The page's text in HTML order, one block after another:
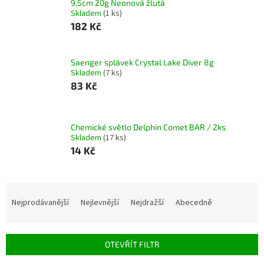
9,5cm 20g Neonová žlutá
Skladem (1 ks)
182 Kč
Saenger splávek Crystal Lake Diver 8g
Skladem (7 ks)
83 Kč
Chemické světlo Delphin Comet BAR / 2ks
Skladem (17 ks)
14 Kč
í
Nejprodávanější Nejlevnější Nejdražší Abecedně
OTEVŘÍT FILTR